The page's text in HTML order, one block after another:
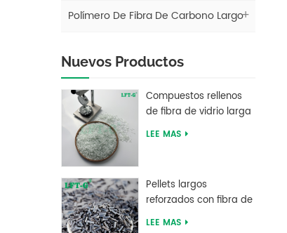
Polímero De Fibra De Carbono Largo
Nuevos Productos
Compuestos rellenos
de fibra de vidrio larga
de tereftalato de
LEE MAS
Pellets largos
reforzados con fibra de
carbono de resina PEEK
LEE MAS